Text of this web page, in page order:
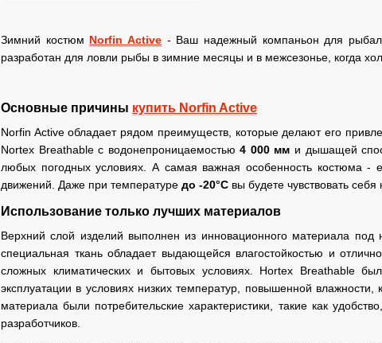
Зимний костюм Norfin Active - Ваш надежный компаньон для
разработан для ловли рыбы в зимние месяцы и в межсезонье, когда
Основные причины купить Norfin Active
Norfin Active обладает рядом преимуществ, которые делают его
Nortex Breathable с водонепроницаемостью4 000 мм и дышащей
любых погодных условиях. А самая важная особенность костюма -
движений. Даже при температуре до -20°С вы будете чувствовать
Использование только лучших материалов
Верхний слой изделий выполнен из инновационного материала под
специальная ткань обладает выдающейся влагостойкостью и
сложных климатических и бытовых условиях. Нortex Breathable
эксплуатации в условиях низких температур, повышенной
материала были потребительские характеристики, такие как
разработчиков.